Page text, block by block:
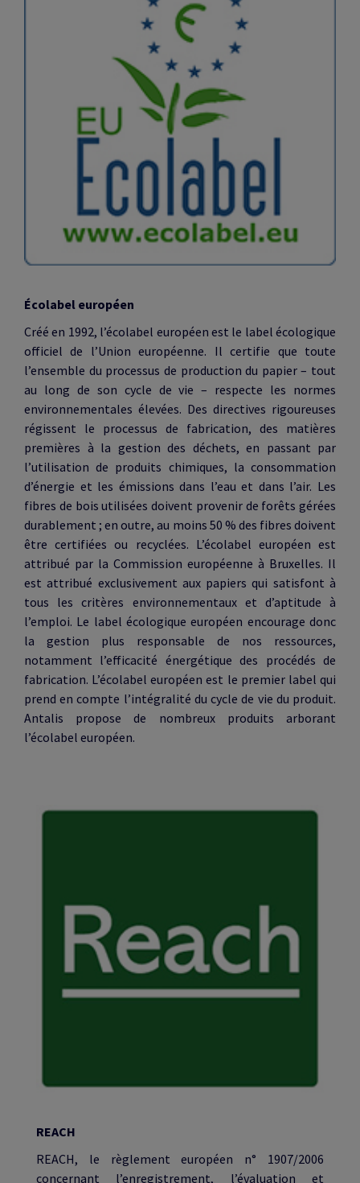
Écolabel européen
Créé en 1992, l’écolabel européen est le label écologique
officiel de l’Union européenne. Il certifie que toute
l’ensemble du processus de production du papier – tout
au long de son cycle de vie – respecte les normes
environnementales élevées. Des directives rigoureuses
régissent le processus de fabrication, des matières
premières à la gestion des déchets, en passant par
l’utilisation de produits chimiques, la consommation
d’énergie et les émissions dans l’eau et dans l’air. Les
fibres de bois utilisées doivent provenir de forêts gérées
durablement ; en outre, au moins 50 % des fibres doivent
être certifiées ou recyclées. L’écolabel européen est
attribué par la Commission européenne à Bruxelles. Il
est attribué exclusivement aux papiers qui satisfont à
tous les critères environnementaux et d’aptitude à
l’emploi. Le label écologique européen encourage donc
la gestion plus responsable de nos ressources,
notamment l’efficacité énergétique des procédés de
fabrication. L’écolabel européen est le premier label qui
prend en compte l’intégralité du cycle de vie du produit.
Antalis propose de nombreux produits arborant
l’écolabel européen.
REACH
REACH, le règlement européen n° 1907/2006
concernant l’enregistrement, l’évaluation et